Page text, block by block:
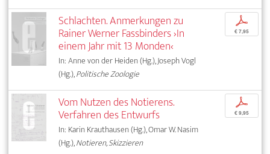
Schlachten. Anmerkungen zu
Rainer Werner Fassbinders ›In
einem Jahr mit 13 Monden‹
In: Anne von der Heiden (Hg.), Joseph Vogl
(Hg.),Politische Zoologie
p
€ 7,95
Vom Nutzen des Notierens.
Verfahren des Entwurfs
In: Karin Krauthausen (Hg.), Omar W. Nasim
(Hg.),Notieren, Skizzieren
p
€ 9,95